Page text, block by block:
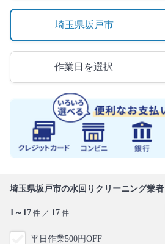
埼玉県坂戸市
作業日を選択
埼玉県坂戸市の水回りクリーニング業者
1～17 件 ／ 17 件
平日作業500円OFF